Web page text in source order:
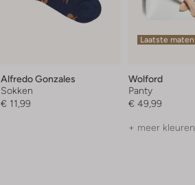
Alfredo Gonzales
Sokken
€ 11,99
Laatste maten
Wolford
Panty
€ 49,99
+ meer kleuren